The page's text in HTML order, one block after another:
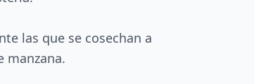
las que se cosechan a
manzana.